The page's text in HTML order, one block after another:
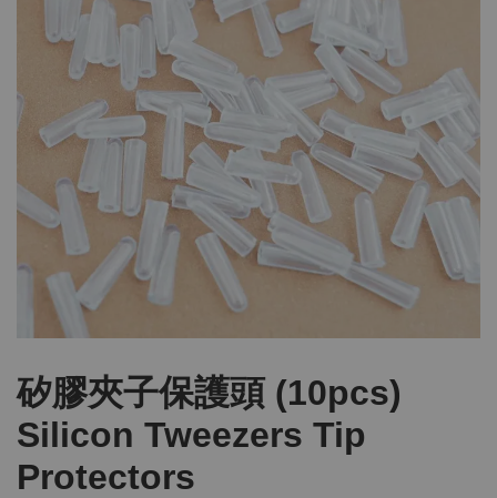
矽膠夾子保護頭 (10pcs)
Silicon Tweezers Tip
Protectors